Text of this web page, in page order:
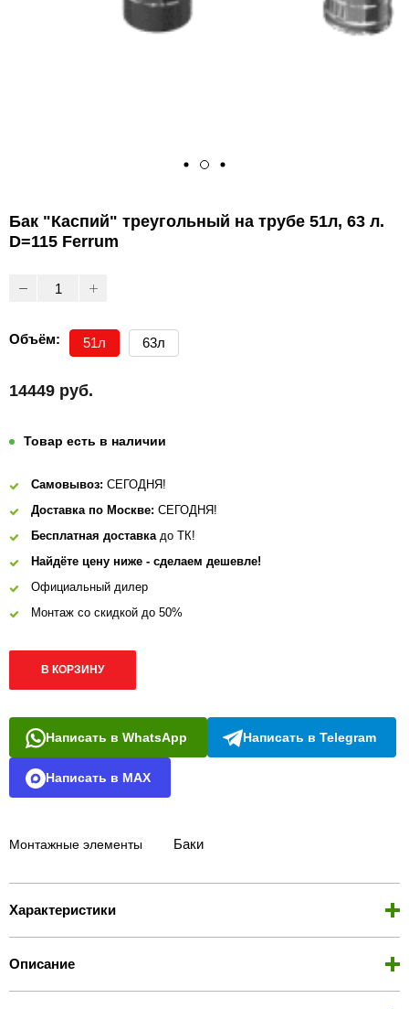
Бак "Каспий" треугольный на трубе 51л, 63 л.
D=115 Ferrum
Объём: 51л 63л
14449 руб.
Товар есть в наличии
Самовывоз: СЕГОДНЯ!
Доставка по Москве: СЕГОДНЯ!
Бесплатная доставкадо ТК!
Найдёте цену ниже - сделаем дешевле!
Официальный дилер
Монтаж со скидкой до 50%
В КОРЗИНУ
Написать в WhatsApp Написать в Telegram
Написать в MAX
Монтажные элементы Баки
Характеристики
Описание